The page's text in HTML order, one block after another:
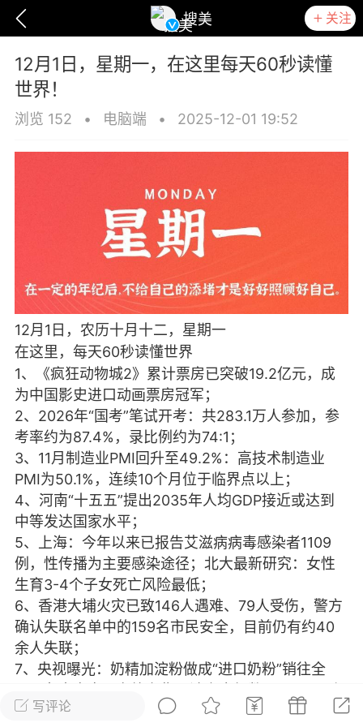
搜美 关注
爆汗熊 卡卡动能素 无创溶斑术
美业357 芯诗妍 卡卡美业
每次200金币
师 小熊水光
爆汗熊
脂
卡卡动能素
皇斯普拉雅
建术
DRYY面膜 微晶溶斑术
爆款平台 Lv.8 靓号
加盟商
26 23:18
电脑端 美业资讯
闪充小白罐
本/双效闪充，养出紧致小白脸！一、项
充小白罐 = 闪充大白肌（仪器）× 草本
产品）×极光嫩肤啫喱（产品）这是一套
护...写评论
12月1日，星期一，在这里每天60秒读懂
世界！
浏览 152 • 电脑端 • 2025-12-01 19:52
12月1日，农历十月十二，星期一
在这里，每天60秒读懂世界
1、《疯狂动物城2》累计票房已突破19.2亿元，成
为中国影史进口动画票房冠军；
2、2026年“国考”笔试开考：共283.1万人参加，参
考率约为87.4%，录比例约为74:1；
3、11月制造业PMI回升至49.2%：高技术制造业
PMI为50.1%，连续10个月位于临界点以上；
4、河南“十五五”提出2035年人均GDP接近或达到
中等发达国家水平；
5、上海：今年以来已报告艾滋病病毒感染者1109
例，性传播为主要感染途径；北大最新研究：女性
生育3-4个子女死亡风险最低；
6、香港大埔火灾已致146人遇难、79人受伤，警方
确认失联名单中的159名市民安全，目前仍有约40
余人失联；
7、央视曝光：奶精加淀粉做成“进口奶粉”销往全
犯被判15年；